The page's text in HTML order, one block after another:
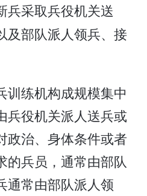
兵采取兵役机关送
及部队派人领兵、接
训练机构成规模集中
兵役机关派人送兵或
政治、身体条件或者
的兵员，通常由部队
通常由部队派人领